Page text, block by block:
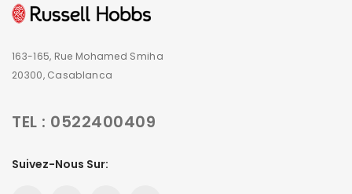
163-165, Rue Mohamed Smiha
20300, Casablanca
TEL : 0522400409
Suivez-Nous Sur: